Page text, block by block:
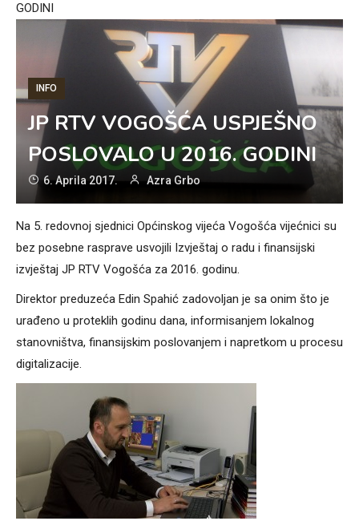
GODINI
INFO
JP RTV VOGOŠĆA USPJEŠNO
POSLOVALO U 2016. GODINI
6. Aprila 2017. Azra Grbo
Na 5. redovnoj sjednici Općinskog vijeća Vogošća vijećnici su
bez posebne rasprave usvojili Izvještaj o radu i finansijski
izvještaj JP RTV Vogošća za 2016. godinu.
Direktor preduzeća Edin Spahić zadovoljan je sa onim što je
urađeno u proteklih godinu dana, informisanjem lokalnog
stanovništva, finansijskim poslovanjem i napretkom u procesu
digitalizacije.